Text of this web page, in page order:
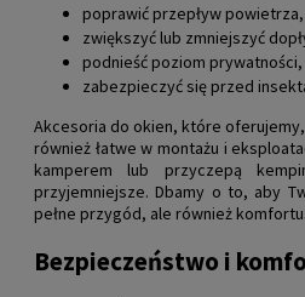
poprawić przepływ powietrza,
zwiększyć lub zmniejszyć
podnieść poziom prywatności,
zabezpieczyć się przed
Akcesoria do okien, które
również łatwe w montażu i
kamperem lub przyczepą
przyjemniejsze. Dbamy o to, aby
pełne przygód, ale również komfortu.
Bezpieczeństwo i